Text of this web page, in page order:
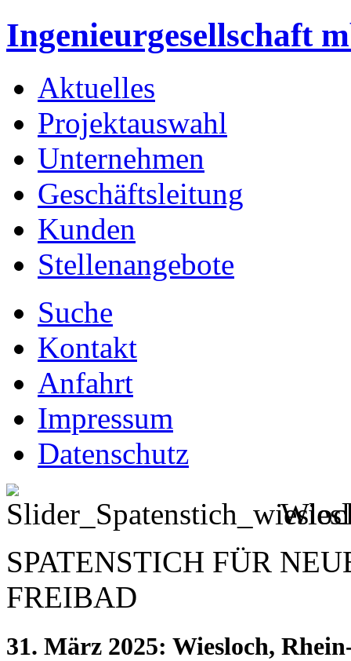
Ingenieurgesellschaft
Aktuelles
Projektauswahl
Unternehmen
Geschäftsleitung
Kunden
Stellenangebote
Suche
Kontakt
Anfahrt
Impressum
Datenschutz
SPATENSTICH FÜR
FREIBAD
31. März 2025: Wiesloch,